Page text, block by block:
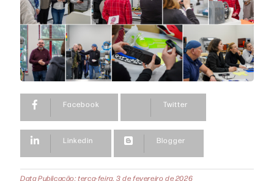
Facebook Twitter
Linkedin Blogger
Data Publicação: terça-feira, 3 de fevereiro de 2026